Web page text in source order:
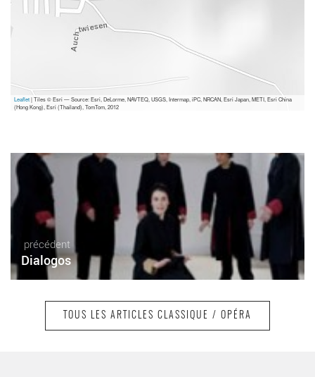
Leaflet| Tiles © Esri — Source: Esri, DeLorme, NAVTEQ, USGS, Intermap, iPC, NRCAN, Esri Japan, METI, Esri China
(Hong Kong), Esri (Thailand), TomTom, 2012
précédent
Dialogos
TOUS LES ARTICLES CLASSIQUE / OPÉRA